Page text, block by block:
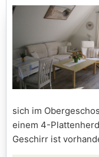
sich im
einem 4-
Geschirr ist